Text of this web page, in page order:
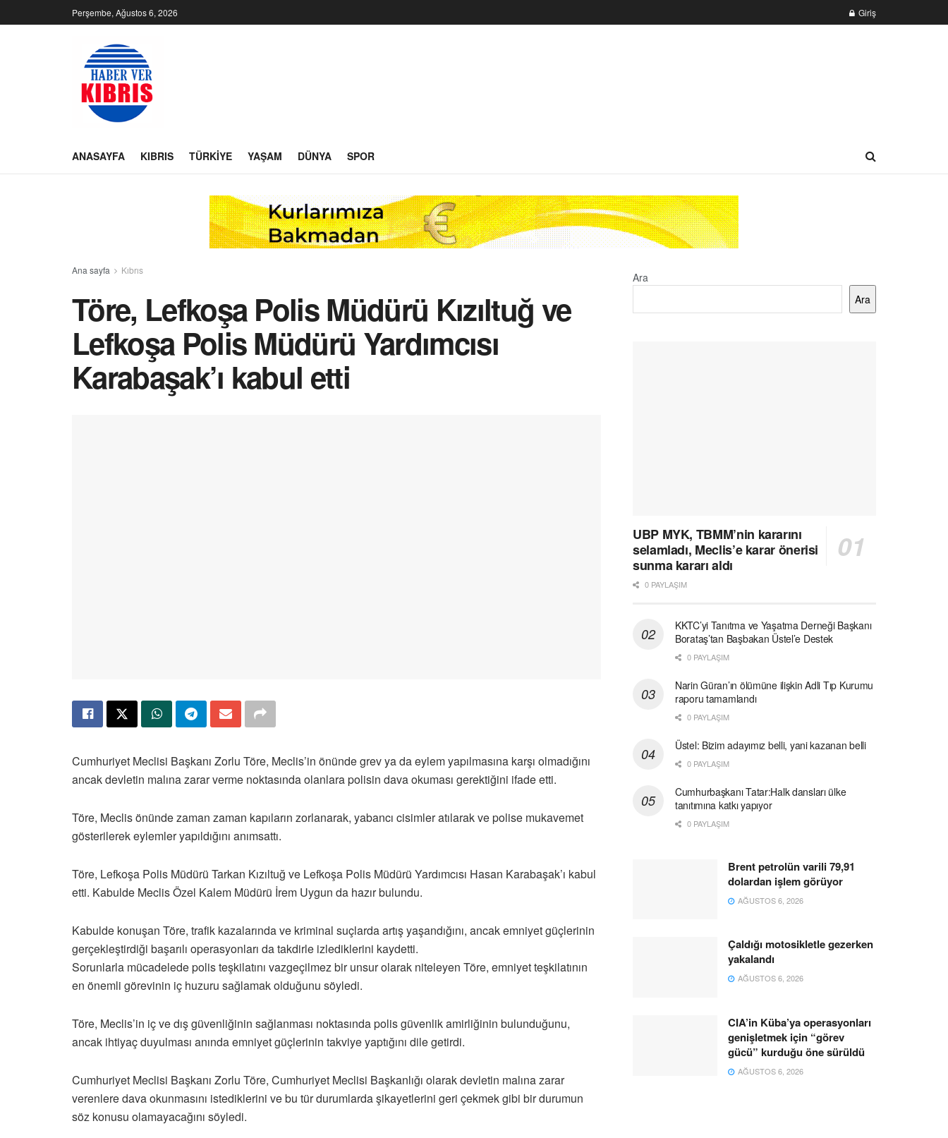
Perşembe, Ağustos 6, 2026 Giriş
ANASAYFA KIBRIS TÜRKIYE YAŞAM DÜNYA SPOR
Ana sayfa Kıbrıs
Töre, Lefkoşa Polis Müdürü Kızıltuğ ve
Lefkoşa Polis Müdürü Yardımcısı
Karabaşak’ı kabul etti
Cumhuriyet Meclisi Başkanı Zorlu Töre, Meclis’in önünde grev ya da eylem yapılmasına karşı olmadığını
ancak devletin malına zarar verme noktasında olanlara polisin dava okuması gerektiğini ifade etti.
Töre, Meclis önünde zaman zaman kapıların zorlanarak, yabancı cisimler atılarak ve polise mukavemet
gösterilerek eylemler yapıldığını anımsattı.
Töre, Lefkoşa Polis Müdürü Tarkan Kızıltuğ ve Lefkoşa Polis Müdürü Yardımcısı Hasan Karabaşak’ı kabul
etti. Kabulde Meclis Özel Kalem Müdürü İrem Uygun da hazır bulundu.
Kabulde konuşan Töre, trafik kazalarında ve kriminal suçlarda artış yaşandığını, ancak emniyet güçlerinin
gerçekleştirdiği başarılı operasyonları da takdirle izlediklerini kaydetti.
Sorunlarla mücadelede polis teşkilatını vazgeçilmez bir unsur olarak niteleyen Töre, emniyet teşkilatının
en önemli görevinin iç huzuru sağlamak olduğunu söyledi.
Töre, Meclis’in iç ve dış güvenliğinin sağlanması noktasında polis güvenlik amirliğinin bulunduğunu,
ancak ihtiyaç duyulması anında emniyet güçlerinin takviye yaptığını dile getirdi.
Cumhuriyet Meclisi Başkanı Zorlu Töre, Cumhuriyet Meclisi Başkanlığı olarak devletin malına zarar
verenlere dava okunmasını istediklerini ve bu tür durumlarda şikayetlerini geri çekmek gibi bir durumun
söz konusu olamayacağını söyledi.
Ara
Ara
UBP MYK, TBMM’nin kararını
selamladı, Meclis’e karar önerisi
sunma kararı aldı
0 PAYLAŞIM
KKTC’yi Tanıtma ve Yaşatma Derneği Başkanı
Borataş’tan Başbakan Üstel’e Destek
0 PAYLAŞIM
Narin Güran’ın ölümüne ilişkin Adli Tıp Kurumu
raporu tamamlandı
0 PAYLAŞIM
Üstel: Bizim adayımız belli, yani kazanan belli
0 PAYLAŞIM
Cumhurbaşkanı Tatar:Halk dansları ülke
tanıtımına katkı yapıyor
0 PAYLAŞIM
Brent petrolün varili 79,91
dolardan işlem görüyor
AĞUSTOS 6, 2026
Çaldığı motosikletle gezerken
yakalandı
AĞUSTOS 6, 2026
CIA’in Küba’ya operasyonları
genişletmek için “görev
gücü” kurduğu öne sürüldü
AĞUSTOS 6, 2026